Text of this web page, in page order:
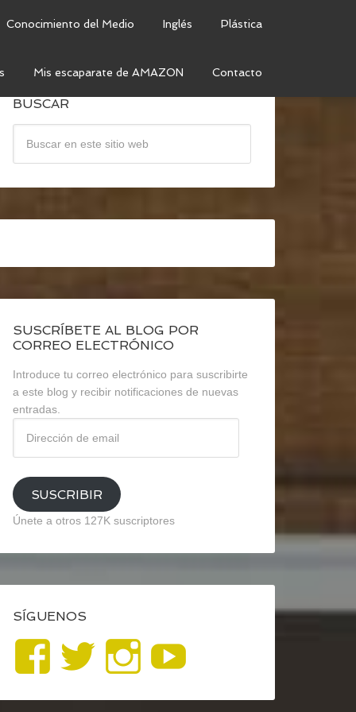
Conocimiento del Medio Inglés Plástica
Mis escaparate de AMAZON Contacto
BUSCAR
SUSCRÍBETE AL BLOG POR
CORREO ELECTRÓNICO
Introduce tu correo electrónico para suscribirte
a este blog y recibir notificaciones de nuevas
entradas.
email
SUSCRIBIR
Únete a otros 127K suscriptores
SÍGUENOS
Ver
perfil
Ver
perfil
Ver
perfil